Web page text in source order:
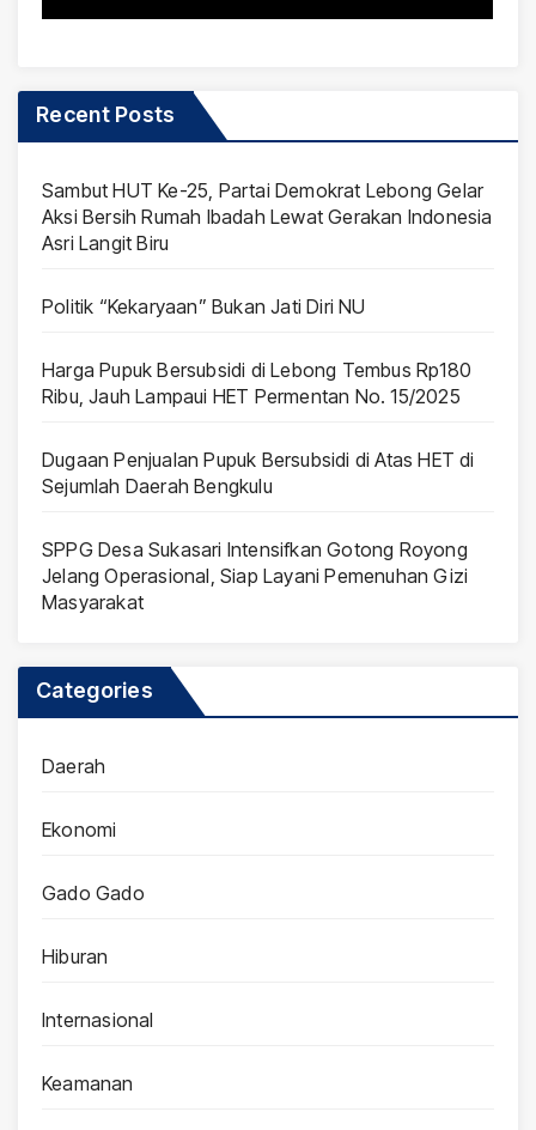
Recent Posts
Sambut HUT Ke-25, Partai Demokrat Lebong Gelar
Aksi Bersih Rumah Ibadah Lewat Gerakan Indonesia
Asri Langit Biru
Politik “Kekaryaan” Bukan Jati Diri NU
Harga Pupuk Bersubsidi di Lebong Tembus Rp180
Ribu, Jauh Lampaui HET Permentan No. 15/2025
Dugaan Penjualan Pupuk Bersubsidi di Atas HET di
Sejumlah Daerah Bengkulu
SPPG Desa Sukasari Intensifkan Gotong Royong
Jelang Operasional, Siap Layani Pemenuhan Gizi
Masyarakat
Categories
Daerah
Ekonomi
Gado Gado
Hiburan
Internasional
Keamanan